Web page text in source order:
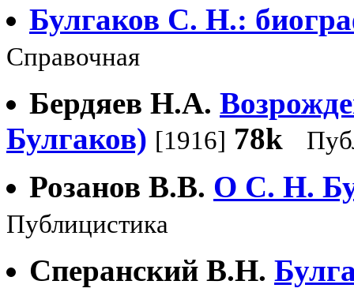
Булгаков С. Н.:
Справочная
Бердяев Н.А.
Булгаков) [1916] 78k
Розанов В.В. О С. Н.
Публицистика
Сперанский В.Н.